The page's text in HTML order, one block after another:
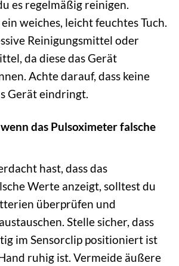
es regelmäßig reinigen.
weiches, leicht feuchtes Tuch.
Reinigungsmittel oder
da diese das Gerät
Achte darauf, dass keine
Gerät eindringt.
das Pulsoximeter falsche
hast, dass das
Werte anzeigt, solltest du
überprüfen und
Stelle sicher, dass
im Sensorclip positioniert ist
ruhig ist. Vermeide äußere